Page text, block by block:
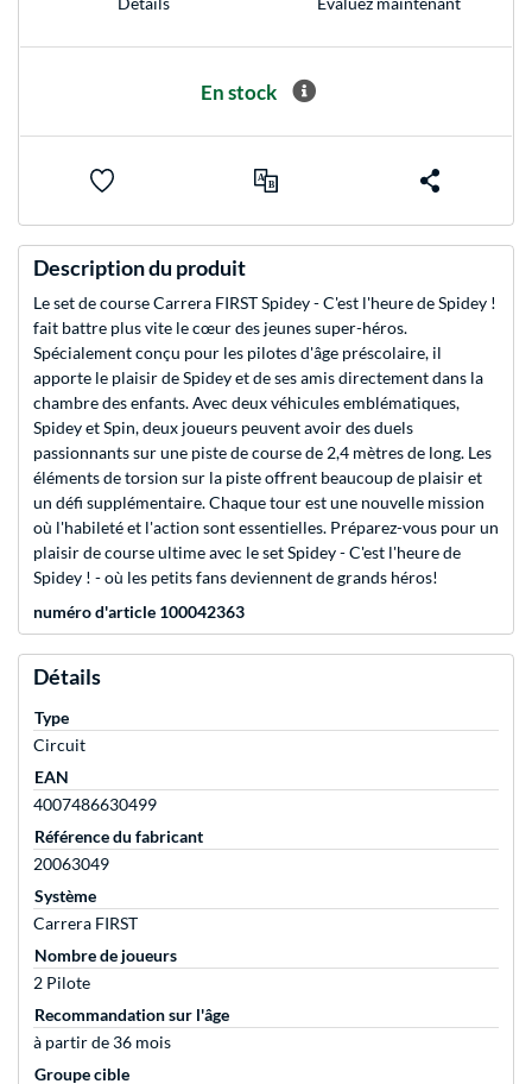
En stock
Description du produit
Le set de course Carrera FIRST Spidey - C'est l'heure de Spidey !
fait battre plus vite le cœur des jeunes super-héros.
Spécialement conçu pour les pilotes d'âge préscolaire, il
apporte le plaisir de Spidey et de ses amis directement dans la
chambre des enfants. Avec deux véhicules emblématiques,
Spidey et Spin, deux joueurs peuvent avoir des duels
passionnants sur une piste de course de 2,4 mètres de long. Les
éléments de torsion sur la piste offrent beaucoup de plaisir et
un défi supplémentaire. Chaque tour est une nouvelle mission
où l'habileté et l'action sont essentielles. Préparez-vous pour un
plaisir de course ultime avec le set Spidey - C'est l'heure de
Spidey ! - où les petits fans deviennent de grands héros!
numéro d'article 100042363
Détails
Type
Circuit
EAN
4007486630499
Référence du fabricant
20063049
Système
Carrera FIRST
Nombre de joueurs
2 Pilote
Recommandation sur l'âge
à partir de 36 mois
Groupe cible